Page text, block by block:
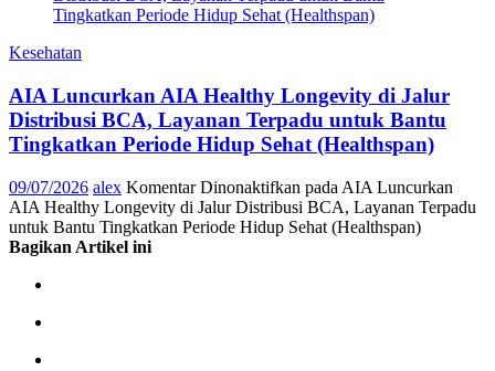
Kesehatan
AIA Luncurkan AIA Healthy Longevity di Jalur
Distribusi BCA, Layanan Terpadu untuk Bantu
Tingkatkan Periode Hidup Sehat (Healthspan)
09/07/2026 alex Komentar Dinonaktifkan pada AIA Luncurkan
AIA Healthy Longevity di Jalur Distribusi BCA, Layanan Terpadu
untuk Bantu Tingkatkan Periode Hidup Sehat (Healthspan)
Bagikan Artikel ini